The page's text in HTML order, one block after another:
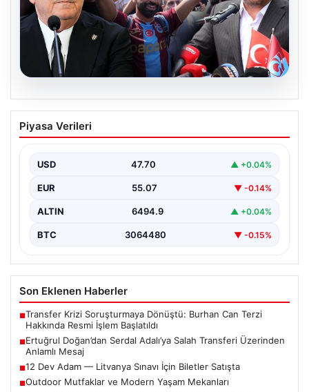
05.08.2026
Ertuğrul Doğan’dan Serdal Adalı’ya
Salah Transferi Üzerinden Anlamlı
Trabzonspor Kulübü Başkanı Ertuğrul Doğan, son
söylentileriyle ilgili…
Piyasa Verileri
USD 47.70 ▲ +0.04%
EUR 55.07 ▼ -0.14%
ALTIN 6494.9 ▲ +0.04%
BTC 3064480 ▼ -0.15%
Son Eklenen Haberler
■Transfer Krizi Soruşturmaya Dönüştü: Burhan Can Terzi
Hakkında Resmi İşlem Başlatıldı
■Ertuğrul Doğan’dan Serdal Adalı’ya Salah Transferi Üzerinden
Anlamlı Mesaj
■12 Dev Adam — Litvanya Sınavı İçin Biletler Satışta
■Outdoor Mutfaklar ve Modern Yaşam Mekanları